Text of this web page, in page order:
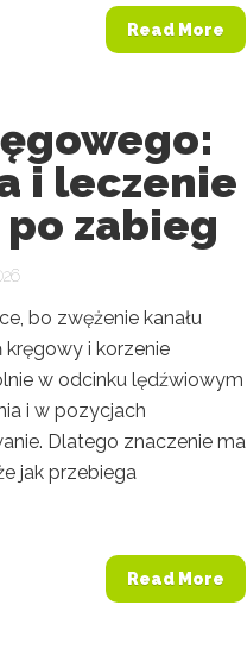
Read More
i leczenie
zabieg
bo zwężenie kanału
i korzenie
w odcinku lędźwiowym
i w pozycjach
Dlatego znaczenie ma
jak przebiega
Read More